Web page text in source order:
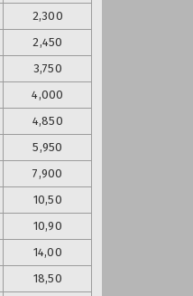
2,300
2,450
3,750
4,000
4,850
5,950
7,900
10,50
10,90
14,00
18,50